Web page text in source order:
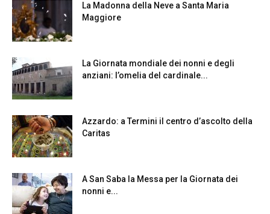
La Madonna della Neve a Santa Maria
Maggiore
La Giornata mondiale dei nonni e degli
anziani: l’omelia del cardinale...
Azzardo: a Termini il centro d’ascolto della
Caritas
A San Saba la Messa per la Giornata dei
nonni e...